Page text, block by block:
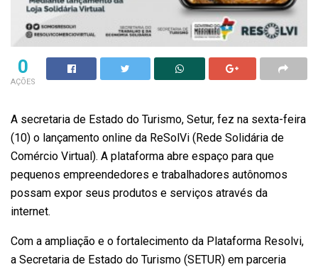
0
AÇÕES
A secretaria de Estado do Turismo, Setur, fez na sexta-feira
(10) o lançamento online da ReSolVi (Rede Solidária de
Comércio Virtual). A plataforma abre espaço para que
pequenos empreendedores e trabalhadores autônomos
possam expor seus produtos e serviços através da
internet.
Com a ampliação e o fortalecimento da Plataforma Resolvi,
a Secretaria de Estado do Turismo (SETUR) em parceria